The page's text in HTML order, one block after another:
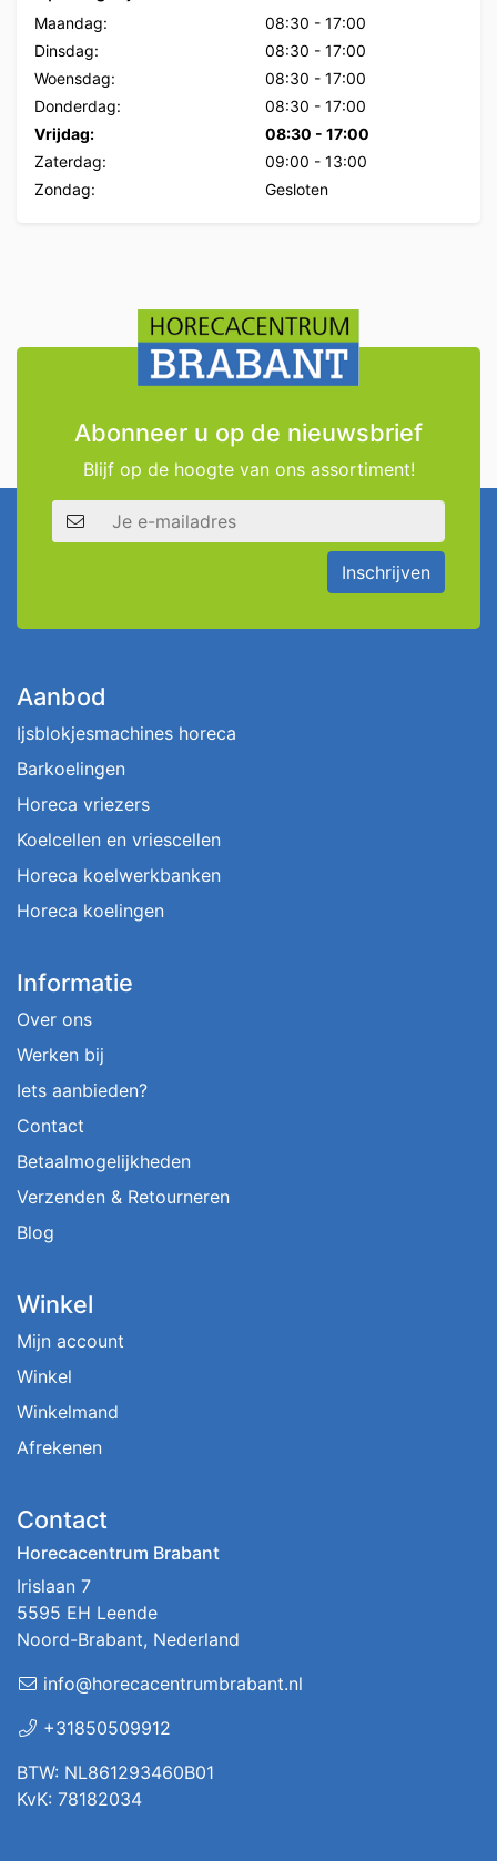
Maandag: 08:30 - 17:00
Dinsdag:
08:30 - 17:00
Woensdag:
08:30 - 17:00
Donderdag:
08:30 - 17:00
Vrijdag:
08:30 - 17:00
Zaterdag:
09:00 - 13:00
Zondag:
Gesloten
Abonneer u op de nieuwsbrief
Blijf op de hoogte van ons assortiment!
E-mailadres
Inschrijven
Aanbod
Ijsblokjesmachines horeca
Barkoelingen
Horeca vriezers
Koelcellen en vriescellen
Horeca koelwerkbanken
Horeca koelingen
Informatie
Over ons
Werken bij
Iets aanbieden?
Contact
Betaalmogelijkheden
Verzenden & Retourneren
Blog
Winkel
Mijn account
Winkel
Winkelmand
Afrekenen
Contact
Horecacentrum Brabant
Irislaan 7
5595 EH Leende
Noord-Brabant, Nederland
info@horecacentrumbrabant.nl
+31850509912
BTW: NL861293460B01
KvK: 78182034